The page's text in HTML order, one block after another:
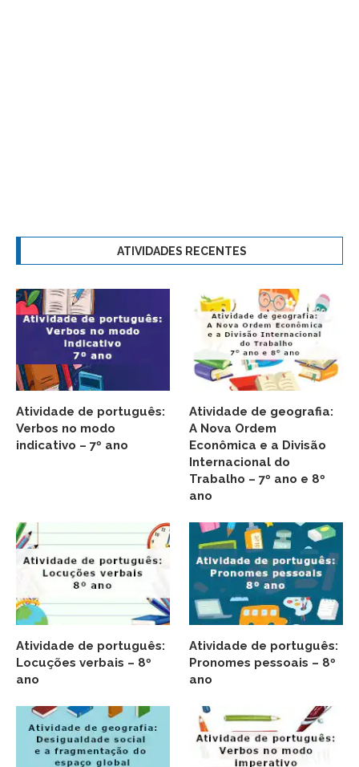
ATIVIDADES RECENTES
Atividade de português:
Verbos no modo
indicativo – 7º ano
Atividade de geografia:
A Nova Ordem
Econômica e a Divisão
Internacional do
Trabalho – 7º ano e 8º
ano
Atividade de português:
Locuções verbais – 8º
ano
Atividade de português:
Pronomes pessoais – 8º
ano